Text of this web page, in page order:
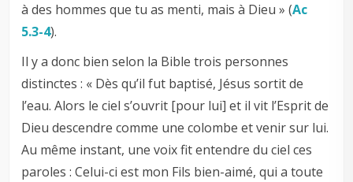
à des hommes que tu as menti, mais à Dieu » (Ac
5.3-4).
Il y a donc bien selon la Bible trois personnes
distinctes : « Dès qu’il fut baptisé, Jésus sortit de
l’eau. Alors le ciel s’ouvrit [pour lui] et il vit l’Esprit de
Dieu descendre comme une colombe et venir sur lui.
Au même instant, une voix fit entendre du ciel ces
paroles : Celui-ci est mon Fils bien-aimé, qui a toute